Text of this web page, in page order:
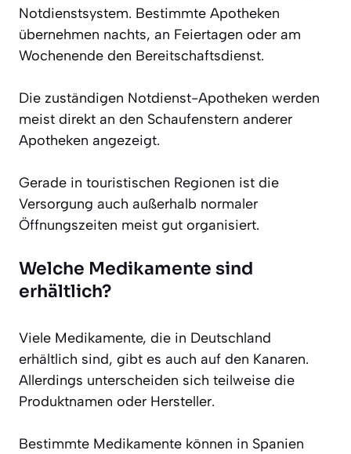
Notdienstsystem. Bestimmte Apotheken
übernehmen nachts, an Feiertagen oder am
Wochenende den Bereitschaftsdienst.
Die zuständigen Notdienst-Apotheken werden
meist direkt an den Schaufenstern anderer
Apotheken angezeigt.
Gerade in touristischen Regionen ist die
Versorgung auch außerhalb normaler
Öffnungszeiten meist gut organisiert.
Welche Medikamente sind
erhältlich?
Viele Medikamente, die in Deutschland
erhältlich sind, gibt es auch auf den Kanaren.
Allerdings unterscheiden sich teilweise die
Produktnamen oder Hersteller.
Bestimmte Medikamente können in Spanien